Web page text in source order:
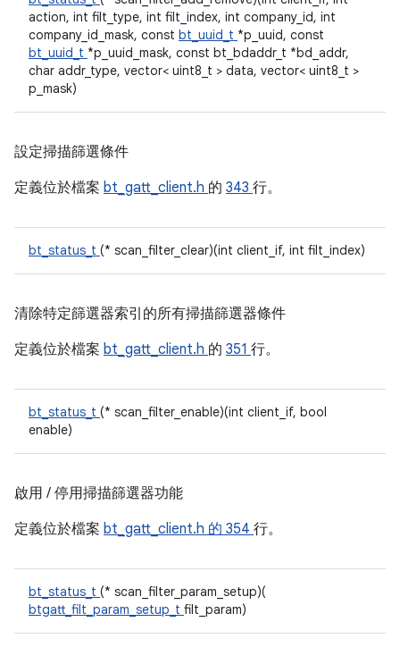
action, int filt_type, int filt_index, int company_id, int
company_id_mask, const bt_uuid_t *p_uuid, const
bt_uuid_t *p_uuid_mask, const bt_bdaddr_t *bd_addr,
char addr_type, vector< uint8_t > data, vector< uint8_t >
p_mask)
設定掃描篩選條件
定義位於檔案 bt_gatt_client.h 的 343 行。
bt_status_t (* scan_filter_clear)(int client_if, int filt_index)
清除特定篩選器索引的所有掃描篩選器條件
定義位於檔案 bt_gatt_client.h 的 351 行。
bt_status_t (* scan_filter_enable)(int client_if, bool
enable)
啟用 / 停用掃描篩選器功能
定義位於檔案 bt_gatt_client.h 的 354 行。
bt_status_t (* scan_filter_param_setup)(
btgatt_filt_param_setup_t filt_param)